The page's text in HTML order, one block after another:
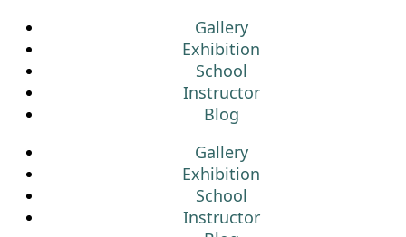
Gallery
Exhibition
School
Instructor
Blog
Gallery
Exhibition
School
Instructor